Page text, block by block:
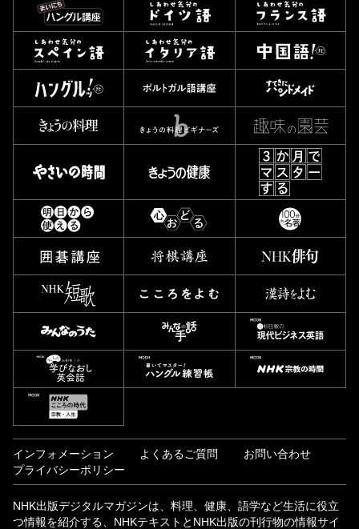
インフォメーション よくあるご質問
お問い合わせ
プライバシーポリシー
NHK出版デジタルマガジンは、料理、健康、語学など生活に役立
つ情報を紹介する、NHKテキストとNHK出版の刊行物の情報サイ